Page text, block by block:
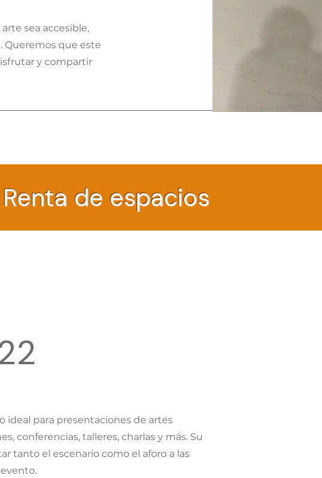
sea accesible,
Queremos que este
y compartir
de espacios
ideal para presentaciones de artes
conferencias, talleres, charlas y más. Su
tanto el escenario como el aforo a las